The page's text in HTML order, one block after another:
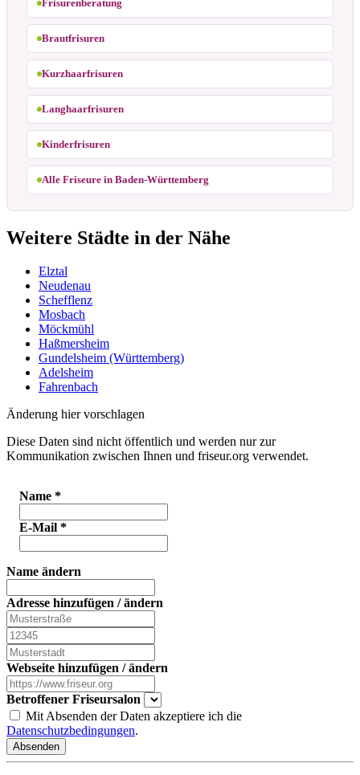
Frisurenberatung
Brautfrisuren
Kurzhaarfrisuren
Langhaarfrisuren
Kinderfrisuren
Alle Friseure in Baden-Württemberg
Weitere Städte in der Nähe
Elztal
Neudenau
Schefflenz
Mosbach
Möckmühl
Haßmersheim
Gundelsheim (Württemberg)
Adelsheim
Fahrenbach
Änderung hier vorschlagen
Diese Daten sind nicht öffentlich und werden nur zur
Kommunikation zwischen Ihnen und friseur.org verwendet.
Name *
E-Mail *
Name ändern
Adresse hinzufügen / ändern
Webseite hinzufügen / ändern
Betroffener Friseursalon
Mit Absenden der Daten akzeptiere ich die
Datenschutzbedingungen.
Absenden